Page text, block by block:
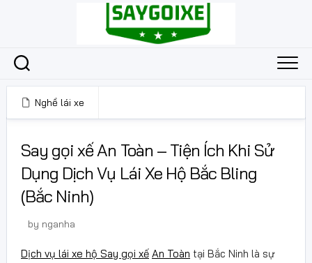
Nghề lái xe
Say gọi xế An Toàn – Tiện Ích Khi Sử
Dụng Dịch Vụ Lái Xe Hộ Bắc Bling
(Bắc Ninh)
by nganha
Dịch vụ lái xe hộ Say gọi xế An Toàn tại Bắc Ninh là sự